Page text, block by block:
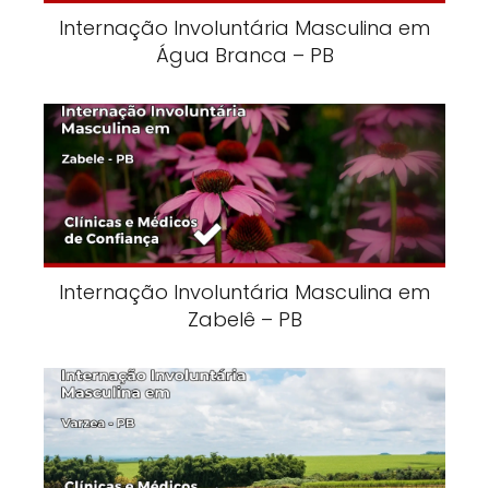
Internação Involuntária Masculina em
Água Branca – PB
Internação Involuntária Masculina em
Zabelê – PB